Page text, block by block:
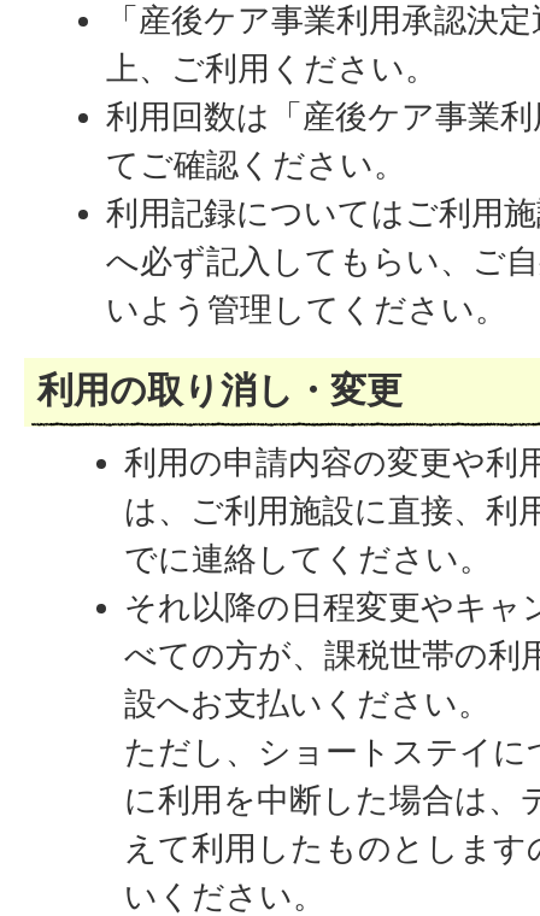
「産後ケア事業利用承認決
上、ご利用ください。
利用回数は「産後ケア事業
てご確認ください。
利用記録についてはご利用
へ必ず記入してもらい、ご
いよう管理してください。
利用の取り消し・変更
利用の申請内容の変更や利
は、ご利用施設に直接、利
でに連絡してください。
それ以降の日程変更やキ
べての方が、課税世帯の利
設へお支払いください。
ただし、ショートステイ
に利用を中断した場合は、
えて利用したものとしま
いください。